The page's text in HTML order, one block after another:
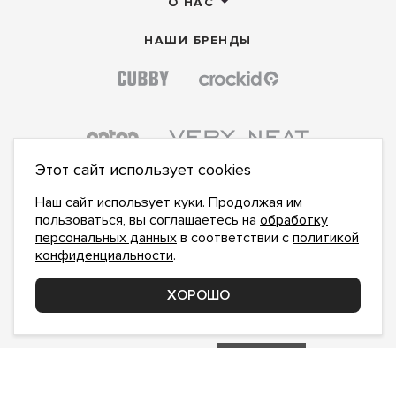
НАШИ БРЕНДЫ
ПОДПИСАТЬСЯ НА НОВОСТИ:
сполитикой конфиденциальностиознакомлен и
Этот сайт использует cookies
Наш сайт использует куки. Продолжая им
пользоваться, вы соглашаетесь на обработку
персональных данных в соответствии с политикой
конфиденциальности.
ХОРОШО